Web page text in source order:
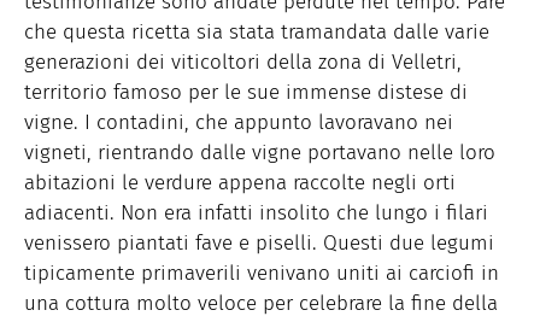
che questa ricetta sia stata tramandata dalle varie
generazioni dei viticoltori della zona di Velletri,
territorio famoso per le sue immense distese di
vigne. I contadini, che appunto lavoravano nei
vigneti, rientrando dalle vigne portavano nelle loro
abitazioni le verdure appena raccolte negli orti
adiacenti. Non era infatti insolito che lungo i filari
venissero piantati fave e piselli. Questi due legumi
tipicamente primaverili venivano uniti ai carciofi in
una cottura molto veloce per celebrare la fine della